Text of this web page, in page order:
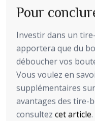
Pour
Investir dans un
apportera que du
déboucher vos
Vous voulez en
supplémentaires
avantages des tire-
consultez cet article.